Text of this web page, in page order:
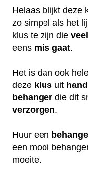
Helaas blijkt deze
zo simpel als het
klus te zijn die veel
eens mis gaat.
Het is dan ook
deze klus uit
behanger die dit
verzorgen.
Huur een
een mooi
moeite.